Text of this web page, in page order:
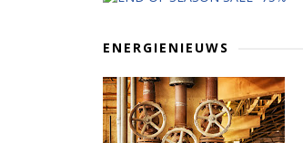
ENERGIENIEUWS